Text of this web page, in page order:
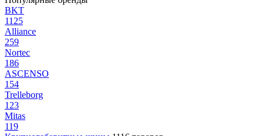
BKT
1125
Alliance
259
Nortec
186
ASCENSO
154
Trelleborg
123
Mitas
119